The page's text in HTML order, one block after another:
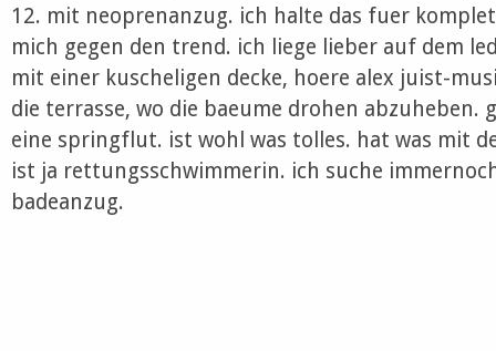
12. mit neoprenanzug. ich halte das fuer
mich gegen den trend. ich liege lieber auf dem
mit einer kuscheligen decke, hoere alex juist-
die terrasse, wo die baeume drohen abzuheben.
eine springflut. ist wohl was tolles. hat was mit
ist ja rettungsschwimmerin. ich suche
badeanzug.